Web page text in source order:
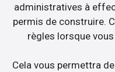
administratives à
permis de construire.
règles lorsque
Cela vous permettra